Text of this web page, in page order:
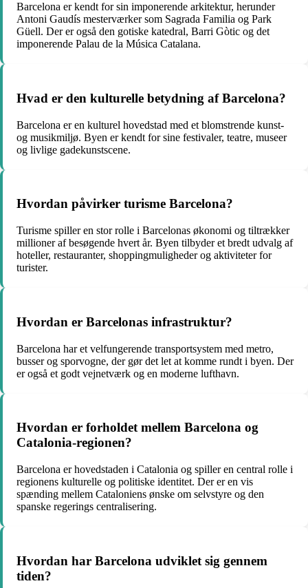
Barcelona er kendt for sin imponerende arkitektur, herunder
Antoni Gaudís mesterværker som Sagrada Familia og Park
Güell. Der er også den gotiske katedral, Barri Gòtic og det
imponerende Palau de la Música Catalana.
Hvad er den kulturelle betydning af Barcelona?
Barcelona er en kulturel hovedstad med et blomstrende kunst-
og musikmiljø. Byen er kendt for sine festivaler, teatre, museer
og livlige gadekunstscene.
Hvordan påvirker turisme Barcelona?
Turisme spiller en stor rolle i Barcelonas økonomi og tiltrækker
millioner af besøgende hvert år. Byen tilbyder et bredt udvalg af
hoteller, restauranter, shoppingmuligheder og aktiviteter for
turister.
Hvordan er Barcelonas infrastruktur?
Barcelona har et velfungerende transportsystem med metro,
busser og sporvogne, der gør det let at komme rundt i byen. Der
er også et godt vejnetværk og en moderne lufthavn.
Hvordan er forholdet mellem Barcelona og
Catalonia-regionen?
Barcelona er hovedstaden i Catalonia og spiller en central rolle i
regionens kulturelle og politiske identitet. Der er en vis
spænding mellem Cataloniens ønske om selvstyre og den
spanske regerings centralisering.
Hvordan har Barcelona udviklet sig gennem
tiden?